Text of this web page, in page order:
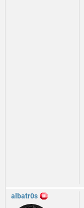
albatr0s